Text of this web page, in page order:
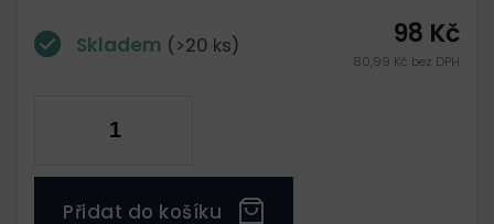
98 Kč
80,99 Kč bez DPH
Skladem (>20 ks)
Přidat do košíku